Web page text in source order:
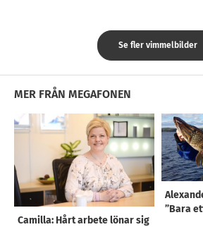
Se fler vimmelbilder
MER FRÅN MEGAFONEN
Camilla: Hårt arbete lönar sig
”Bara